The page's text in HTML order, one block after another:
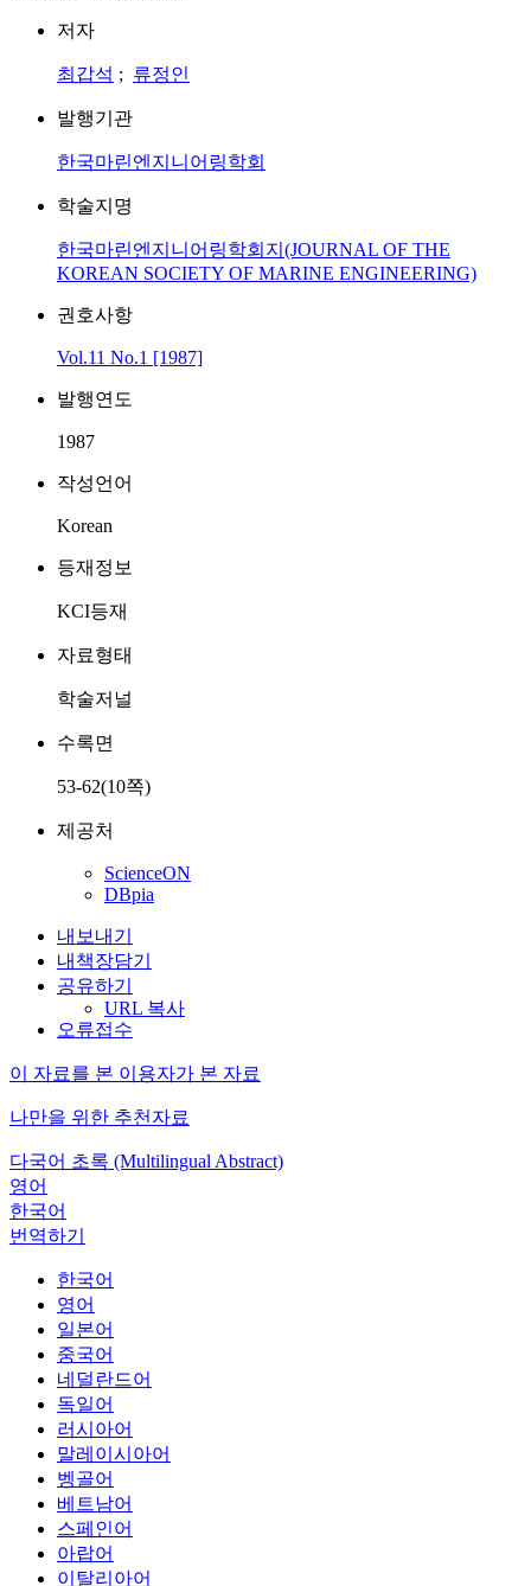
저자
최갑석 ; 류정인
발행기관
한국마린엔지니어링학회
학술지명
한국마린엔지니어링학회지(JOURNAL OF THE
KOREAN SOCIETY OF MARINE ENGINEERING)
권호사항
Vol.11 No.1 [1987]
발행연도
1987
작성언어
Korean
등재정보
KCI등재
자료형태
학술저널
수록면
53-62(10쪽)
제공처
ScienceON
DBpia
내보내기
내책장담기
공유하기
URL 복사
오류접수
이 자료를 본 이용자가 본 자료
나만을 위한 추천자료
다국어 초록 (Multilingual Abstract)
영어
한국어
번역하기
한국어
영어
일본어
중국어
네덜란드어
독일어
러시아어
말레이시아어
벵골어
베트남어
스페인어
아랍어
이탈리아어